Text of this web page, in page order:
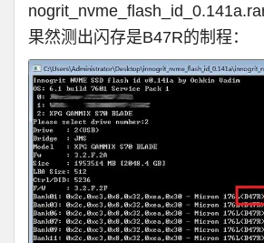
果然测出闪存是B47R的制程：